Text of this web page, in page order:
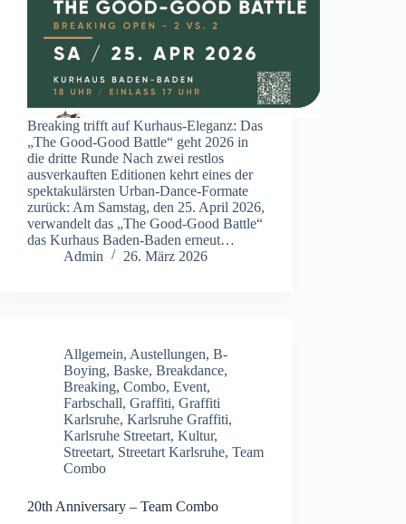
Breaking trifft auf Kurhaus-Eleganz: Das
„The Good-Good Battle“ geht 2026 in
die dritte Runde Nach zwei restlos
ausverkauften Editionen kehrt eines der
spektakulärsten Urban-Dance-Formate
zurück: Am Samstag, den 25. April 2026,
verwandelt das „The Good-Good Battle“
das Kurhaus Baden-Baden erneut…
Admin
26. März 2026
Allgemein, Austellungen, B-
Boying, Baske, Breakdance,
Breaking, Combo, Event,
Farbschall, Graffiti, Graffiti
Karlsruhe, Karlsruhe Graffiti,
Karlsruhe Streetart, Kultur,
Streetart, Streetart Karlsruhe, Team
Combo
20th Anniversary – Team Combo